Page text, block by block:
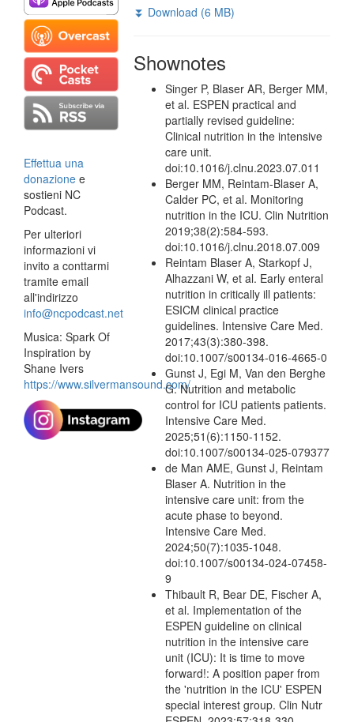
Effettua una
donazione e
sostieni NC
Podcast.
Per ulteriori
informazioni vi
invito a conttarmi
tramite email
all'indirizzo
info@ncpodcast.net
Musica: Spark Of
Inspiration by
Shane Ivers
https://www.silvermansound.com/
⏬ Download (6 MB)
Shownotes
Singer P, Blaser AR, Berger MM,
et al. ESPEN practical and
partially revised guideline:
Clinical nutrition in the intensive
care unit.
doi:10.1016/j.clnu.2023.07.011
Berger MM, Reintam-Blaser A,
Calder PC, et al. Monitoring
nutrition in the ICU. Clin Nutrition
2019;38(2):584-593.
doi:10.1016/j.clnu.2018.07.009
Reintam Blaser A, Starkopf J,
Alhazzani W, et al. Early enteral
nutrition in critically ill patients:
ESICM clinical practice
guidelines. Intensive Care Med.
2017;43(3):380-398.
doi:10.1007/s00134-016-4665-0
Gunst J, Egi M, Van den Berghe
G. Nutrition and metabolic
control for ICU patients patients.
Intensive Care Med.
2025;51(6):1150-1152.
doi:10.1007/s00134-025-079377
de Man AME, Gunst J, Reintam
Blaser A. Nutrition in the
intensive care unit: from the
acute phase to beyond.
Intensive Care Med.
2024;50(7):1035-1048.
doi:10.1007/s00134-024-07458-
9
Thibault R, Bear DE, Fischer A,
et al. Implementation of the
ESPEN guideline on clinical
nutrition in the intensive care
unit (ICU): It is time to move
forward!: A position paper from
the 'nutrition in the ICU' ESPEN
special interest group. Clin Nutr